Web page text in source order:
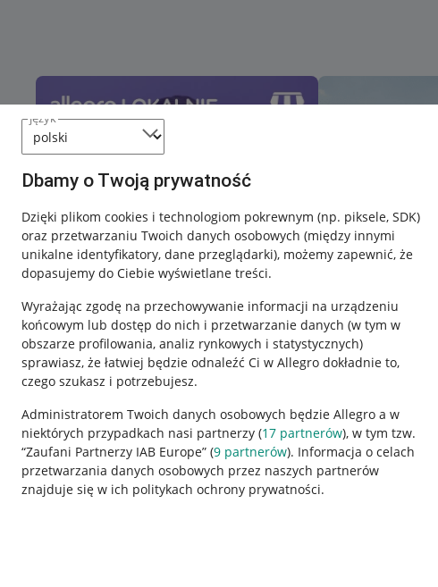
język
Dbamy o Twoją prywatność
Dzięki plikom cookies i technologiom pokrewnym (np. piksele, SDK)
oraz przetwarzaniu Twoich danych osobowych (między innymi
unikalne identyfikatory, dane przeglądarki), możemy zapewnić, że
dopasujemy do Ciebie wyświetlane treści.
Wyrażając zgodę na przechowywanie informacji na urządzeniu
końcowym lub dostęp do nich i przetwarzanie danych (w tym w
obszarze profilowania, analiz rynkowych i statystycznych)
sprawiasz, że łatwiej będzie odnaleźć Ci w Allegro dokładnie to,
czego szukasz i potrzebujesz.
Administratorem Twoich danych osobowych będzie Allegro a w
niektórych przypadkach nasi partnerzy (17 partnerów), w tym tzw.
“Zaufani Partnerzy IAB Europe” (9 partnerów). Informacja o celach
przetwarzania danych osobowych przez naszych partnerów
znajduje się w ich politykach ochrony prywatności.
Przydatne informacje
Jak to działa
Napisz do nas
Allegro Gadane dla sprzedających
Regulamin
Polityka plików
Ustawienia plików
Udostępnianie
Informacje dla Aktu